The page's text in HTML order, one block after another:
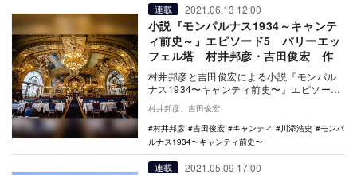
連載 2021.06.13 12:00
小説『モンパルナス1934～キャンテ
ィ前史～』エピソード5 パリーエッ
フェル塔 村井邦彦・吉田俊宏 作
村井邦彦と吉田俊宏による小説『モンパル
ナス1934〜キャンティ前史〜』エピソード
5では、川添紫郎（浩史）が特高警察らしき
背広男か…
村井邦彦、吉田俊宏
村井邦彦
吉田俊宏 キャンティ 川添浩史
モンパ
ルナス1934〜キャンティ前史〜
連載 2021.05.09 17:00